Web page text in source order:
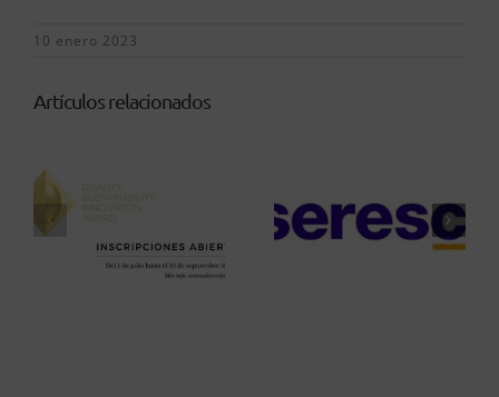
10 enero 2023
Artículos relacionados